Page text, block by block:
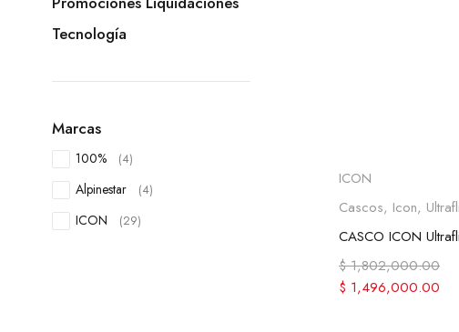
Tecnología
Marcas
100% (4)
Alpinestar (4)
ICON (29)
Seleccionar
ICON
Cascos, Icon,
$1,802,000.00
$ 1,496,000.00